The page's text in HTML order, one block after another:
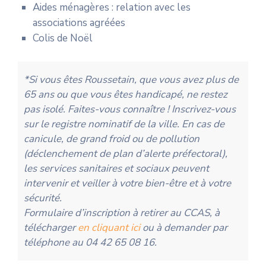
Aides ménagères : relation avec les
associations agréées
Colis de Noël
*Si vous êtes Roussetain, que vous avez plus de
65 ans ou que vous êtes handicapé, ne restez
pas isolé. Faites-vous connaître ! Inscrivez-vous
sur le registre nominatif de la ville. En cas de
canicule, de grand froid ou de pollution
(déclenchement de plan d’alerte préfectoral),
les services sanitaires et sociaux peuvent
intervenir et veiller à votre bien-être et à votre
sécurité.
Formulaire d’inscription à retirer au CCAS, à
téléchargeren cliquant iciou à demander par
téléphone au 04 42 65 08 16.